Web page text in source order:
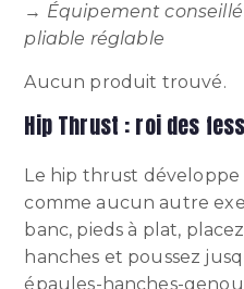
→ Équipement
pliable réglable
Aucun produit trouvé.
Hip Thrust : roi des
Le hip thrust développe
comme aucun autre
banc, pieds à plat,
hanches et poussez
épaules-hanches-